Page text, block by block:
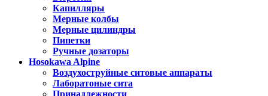
Капилляры
Мерные колбы
Мерные цилиндры
Пипетки
Ручные дозаторы
Hosokawa Alpine
Воздухоструйные ситовые аппараты
Лаборатоные сита
Принадлежности